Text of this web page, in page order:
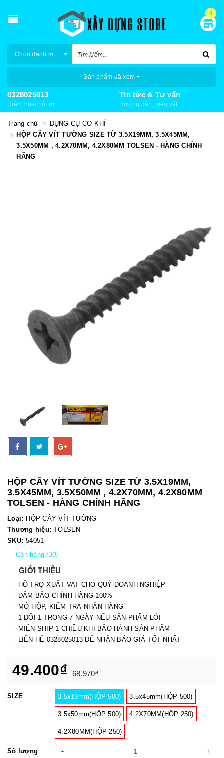
0
Chọn danh mục
Sản phẩm đã xem
0328025013
Điện thoại hỗ trợ
Tin tức & Tư vấn
Hướng dẫn, mẹo vặt
Trang chủ
DỤNG CỤ CƠ KHÍ
HỘP CÂY VÍT TƯỜNG SIZE TỪ 3.5X19MM, 3.5X45MM,
3.5X50MM , 4.2X70MM, 4.2X80MM TOLSEN - HÀNG CHÍNH
HÃNG
HỘP CÂY VÍT TƯỜNG SIZE TỪ 3.5X19MM,
3.5X45MM, 3.5X50MM , 4.2X70MM, 4.2X80MM
TOLSEN - HÀNG CHÍNH HÃNG
Loại: HỘP CÂY VÍT TƯỜNG
Thương hiệu: TOLSEN
SKU: 54051
Còn hàng(30)
GIỚI THIỆU
- HỖ TRỢ XUẤT VAT CHO QUÝ DOANH NGHIỆP
- ĐẢM BẢO CHÍNH HÃNG 100%
- MỞ HỘP, KIỂM TRA NHẬN HÀNG
- 1 ĐỔI 1 TRONG 7 NGÀY NẾU SẢN PHẨM LỖI
- MIỄN SHIP 1 CHIỀU KHI BẢO HÀNH SẢN PHẨM
- LIÊN HỆ 0328025013 ĐỂ NHẬN BÁO GIÁ TỐT NHẤT
49.400₫ 68.970₫
SIZE 3.5x19mm(HỘP 500) 3.5x45mm(HỘP 500)
3.5x50mm(HỘP 500) 4.2X70MM(HỘP 250)
4.2X80MM(HỘP 250)
Số lượng - +